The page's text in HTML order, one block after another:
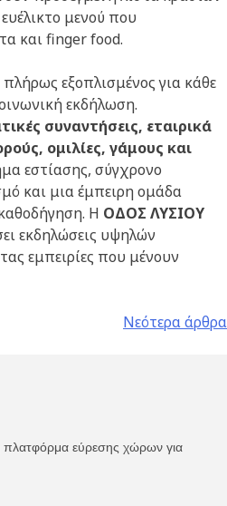
μενού που
και finger food.
εξοπλισμένος για κάθε
εκδήλωση.
συναντήσεις, εταιρικά
ομιλίες, γάμους και
εστίασης, σύγχρονο
και μια έμπειρη ομάδα
Η ΟΔΟΣ ΛΥΣΙΟΥ
εκδηλώσεις υψηλών
εμπειρίες που μένουν
Νεότερα άρθρα
πλατφόρμα εύρεσης χώρων για